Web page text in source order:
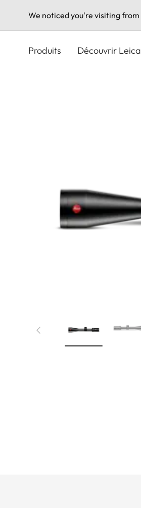
We noticed you're visiting from
Produits Découvrir Leica